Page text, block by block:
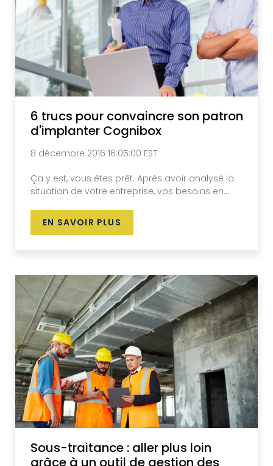
6 trucs pour convaincre son patron
d'implanter Cognibox
8 décembre 2016 16:05:00 EST
Ça y est, vous êtes prêt. Après avoir analysé la
situation de votre entreprise, vos besoins en...
EN SAVOIR PLUS
Sous-traitance : aller plus loin
grâce à un outil de gestion des